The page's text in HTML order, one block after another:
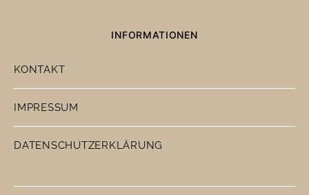
INFORMATIONEN
KONTAKT
IMPRESSUM
DATENSCHUTZERKLÄRUNG